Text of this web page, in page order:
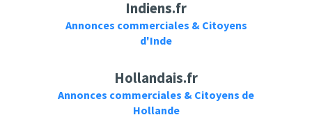
Indiens.fr
Annonces commerciales & Citoyens
d'Inde
Hollandais.fr
Annonces commerciales & Citoyens de
Hollande